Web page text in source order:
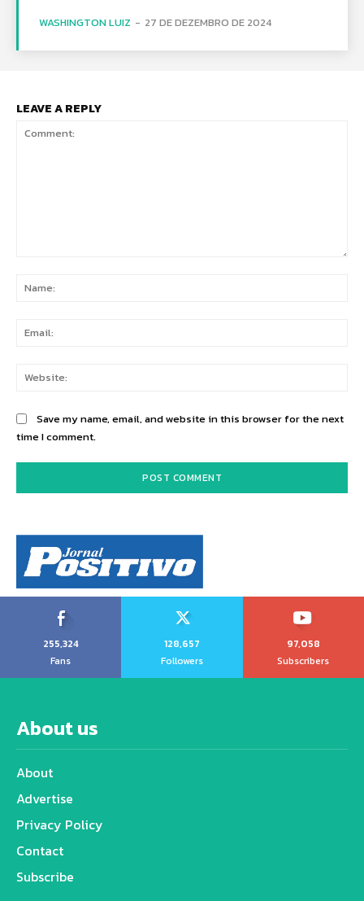
WASHINGTON LUIZ - 27 DE DEZEMBRO DE 2024
LEAVE A REPLY
Save my name, email, and website in this browser for the next
time I comment.
255,324
Fans
128,657
Followers
97,058
Subscribers
About us
About
Advertise
Privacy Policy
Contact
Subscribe